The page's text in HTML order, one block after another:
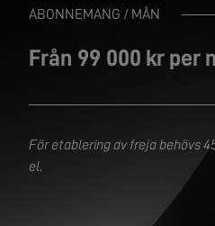
ABONNEMANG / MÅN
Från 99 000 kr per
För etablering av freja behövs
el.